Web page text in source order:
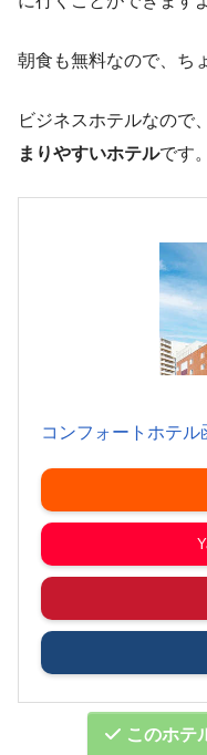
朝食も無料なので、ち
ビジネスホテルなので、
まりやすいホテルです。
コンフォートホテル
このホテ